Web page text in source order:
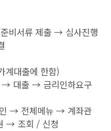
비서류 제출 → 심사진행
계대출에 한함)
→ 대출 → 금리인하요구
→ 전체메뉴 → 계좌관
→ 조회 / 신청